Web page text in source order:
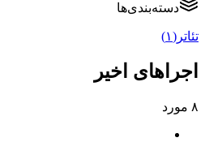
دسته‌بندی‌ها
تئاتر (۱)
اجراهای اخیر
۸ مورد